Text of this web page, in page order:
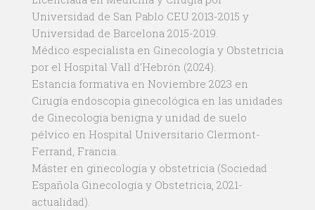
Universidad de San Pablo CEU 2013-2015 y
Universidad de Barcelona 2015-2019.
Médico especialista en Ginecología y Obstetricia
por el Hospital Vall d’Hebrón (2024).
Estancia formativa en Noviembre 2023 en
Cirugía endoscopia ginecológica en las unidades
de Ginecologia benigna y unidad de suelo
pélvico en Hospital Universitario Clermont-
Ferrand, Francia.
Máster en ginecología y obstetricia (Sociedad
Española Ginecología y Obstetricia, 2021-
actualidad).